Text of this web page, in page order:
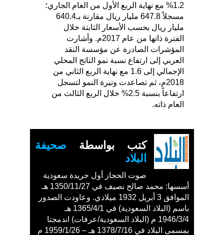
1.2% مع نهاية الربع الأول من العام الجاري؛
مسجلاً 647.8 مليار ريال مقارنة بـ640.4
مليار ريال بحسب الأسعار الثابتة خلال
الفترة ذاتها من عام 2017م. وأشارت
المؤشرات الصادرة عن مؤسسة النقد
العربي إلى ارتفاع نسبة نمو الناتج المحلي
الإجمالي إلى 1.6 مع نهاية الربع الثاني من
2018م، ثم تصاعدت وتيرة النمو لتسجل
ارتفاعاً بنسبة 2.5% خلال الربع الثالث من
العام ذاته.
كتب بواسطة صحيفة
البلاد
صوت الحجاز أول جريدة سعودية
أسسها: محمد صالح نصيف في 1350/11/27 هـ
الموافق 3 أبريل 1932 ميلادي. وعاودت الصدور
باسم (البلاد السعودية) في 1365/4/1 هـ
1946/3/4 م (البلاد السعودية/عرفات) اندمجتا
بمسمى البلاد في 1378/7/16 هـ – 1959/1/26 م